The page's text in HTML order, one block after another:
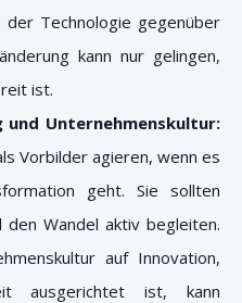
Technologie gegenüber
kann nur gelingen,
ist.
und Unternehmenskultur:
Vorbilder agieren, wenn es
geht. Sie sollten
Wandel aktiv begleiten.
auf Innovation,
ausgerichtet ist, kann